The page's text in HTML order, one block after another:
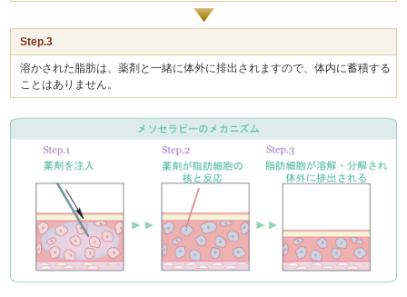
Step.3
溶かされた脂肪は、薬剤と一緒に体外に排出されますので、体内に蓄積する
ことはありません。